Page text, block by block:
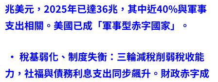
兆美元，2025年已達36兆，其中近40%與軍事
支出相關。美國已成「軍事型赤字國家」。
• 稅基弱化、制度失衡：三輪減稅削弱稅收能
力，社福與債務利息支出同步飆升。財政赤字成